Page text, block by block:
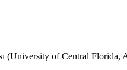
(University of Central